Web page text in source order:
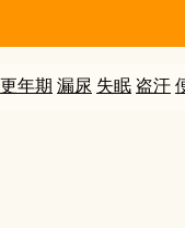
更年期 漏尿 失眠 盗汗